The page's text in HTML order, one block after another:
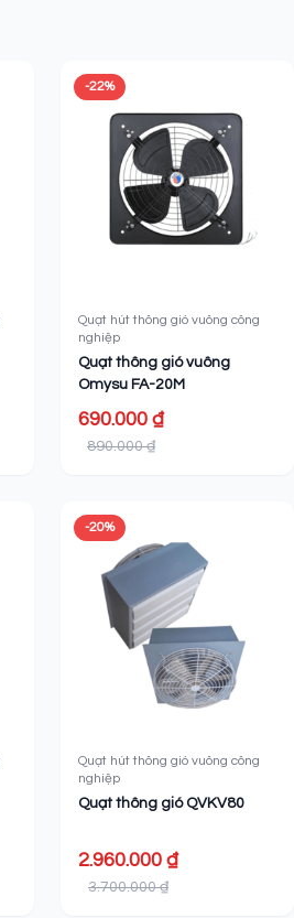
-22%
Quạt hút thông gió vuông công
nghiệp
Quạt thông gió vuông
Omysu FA-20M
690.000 ₫
890.000 ₫
-20%
Quạt hút thông gió vuông công
nghiệp
Quạt thông gió QVKV80
2.960.000 ₫
3.700.000 ₫